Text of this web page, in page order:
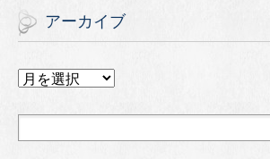
アーカイブ
ア
カ